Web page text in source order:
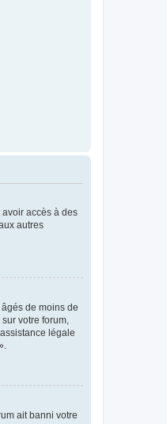
accès à des
autres
de moins de
votre forum,
légale
ait banni votre